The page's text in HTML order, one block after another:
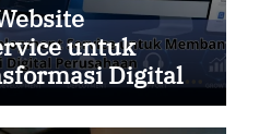
untuk
Digital